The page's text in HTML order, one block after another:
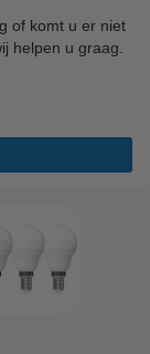
of komt u er niet
helpen u graag.